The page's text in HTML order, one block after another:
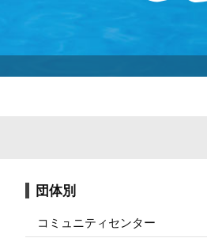
団体別
コミュニティセンター